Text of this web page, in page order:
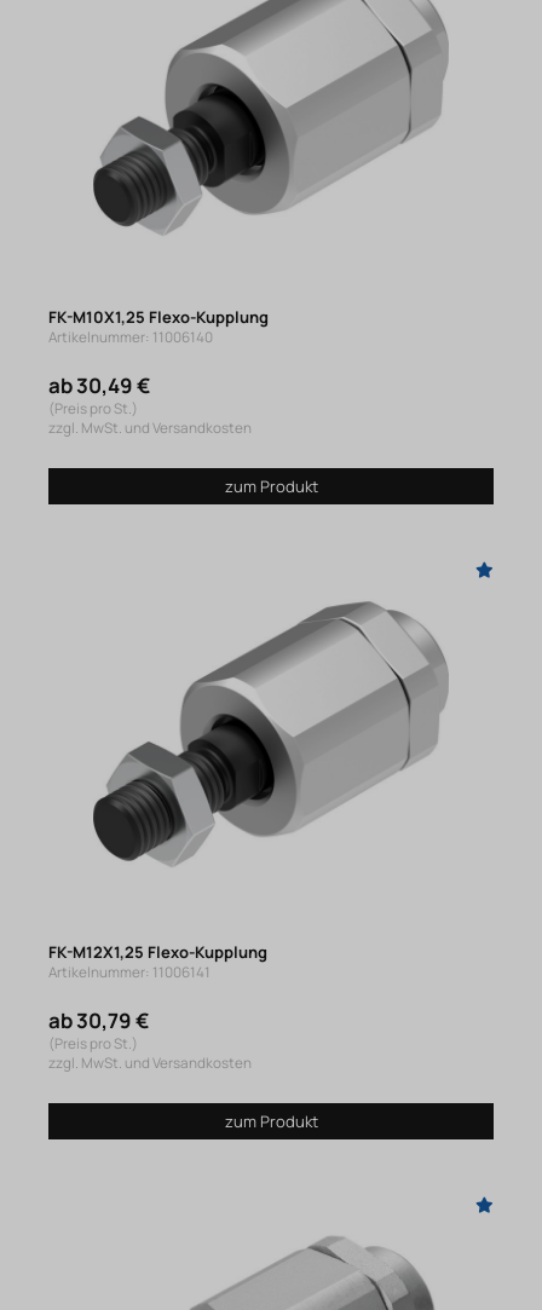
FK-M10X1,25 Flexo-Kupplung
Artikelnummer: 11006140
ab 30,49 €
(Preis pro St.)
zzgl. MwSt. und Versandkosten
zum Produkt
FK-M12X1,25 Flexo-Kupplung
Artikelnummer: 11006141
ab 30,79 €
(Preis pro St.)
zzgl. MwSt. und Versandkosten
zum Produkt